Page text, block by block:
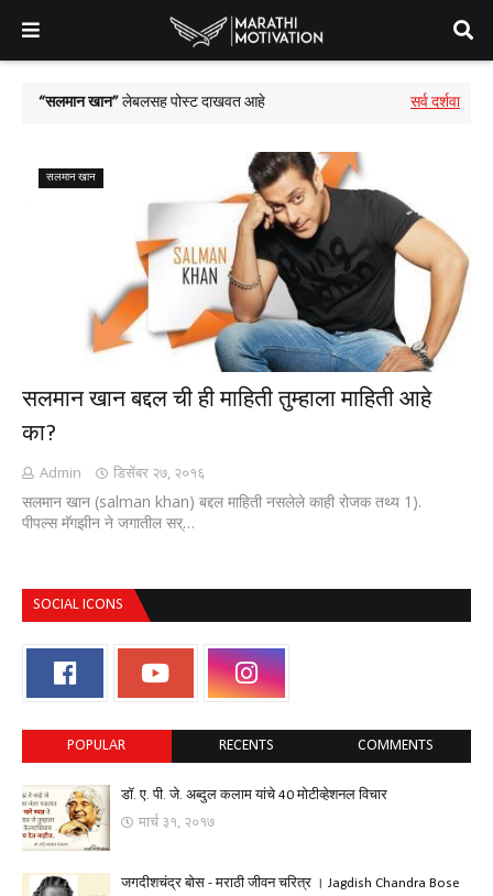
सलमान खान लेबलसह पोस्ट दाखवत आहे सर्व दर्शवा
सलमान खान
सलमान खान बद्दल ची ही माहिती तुम्हाला माहिती आहे
का?
Admin डिसेंबर २७, २०१६
सलमान खान (salman khan) बद्दल माहिती नसलेले काही रोजक तथ्य 1).
पीपल्स मॅगझीन ने जगातील सर्…
SOCIAL ICONS
POPULAR RECENTS COMMENTS
डॉ. ए. पी. जे. अब्दुल कलाम यांचे 40 मोटीव्हेशनल विचार
मार्च ३१, २०१७
जगदीशचंद्र बोस - मराठी जीवन चरित्र । Jagdish Chandra Bose